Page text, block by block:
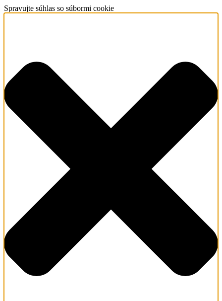
Spravujte súhlas so súbormi cookie